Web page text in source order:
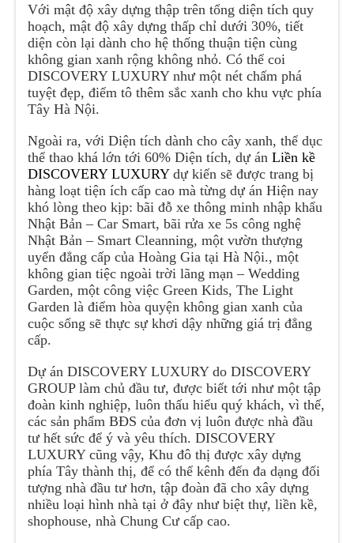
Với mật độ xây dựng thập trên tổng diện tích quy
hoạch, mật độ xây dựng thấp chỉ dưới 30%, tiết
diện còn lại dành cho hệ thống thuận tiện cùng
không gian xanh rộng không nhỏ. Có thể coi
DISCOVERY LUXURY như một nét chấm phá
tuyệt đẹp, điểm tô thêm sắc xanh cho khu vực phía
Tây Hà Nội.
Ngoài ra, với Diện tích dành cho cây xanh, thể dục
thể thao khá lớn tới 60% Diện tích, dự ánLiền kề
DISCOVERY LUXURYdự kiến sẽ được trang bị
hàng loạt tiện ích cấp cao mà từng dự án Hiện nay
khó lòng theo kịp: bãi đỗ xe thông minh nhập khẩu
Nhật Bản – Car Smart, bãi rửa xe 5s công nghệ
Nhật Bản – Smart Cleanning, một vườn thượng
uyển đẳng cấp của Hoàng Gia tại Hà Nội., một
không gian tiệc ngoài trời lãng mạn – Wedding
Garden, một công việc Green Kids, The Light
Garden là điểm hòa quyện không gian xanh của
cuộc sống sẽ thực sự khơi dậy những giá trị đẳng
cấp.
Dự án DISCOVERY LUXURY do DISCOVERY
GROUP làm chủ đầu tư, được biết tới như một tập
đoàn kinh nghiệp, luôn thấu hiểu quý khách, vì thế,
các sản phẩm BĐS của đơn vị luôn được nhà đầu
tư hết sức để ý và yêu thích. DISCOVERY
LUXURY cũng vậy, Khu đô thị được xây dựng
phía Tây thành thị, để có thể kênh đến đa dạng đối
tượng nhà đầu tư hơn, tập đoàn đã cho xây dựng
nhiều loại hình nhà tại ở đây như biệt thự, liền kề,
shophouse, nhà Chung Cư cấp cao.